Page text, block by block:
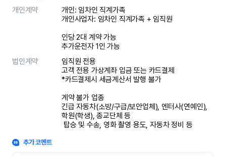
개인계약
개인: 임차인 직계가족
개인사업자: 임차인 직계가족 + 임직원
인당 2대 계약 가능
추가운전자 1인 가능
법인계약
임직원 전용
고객 전용 가상계좌 입금 또는 카드결제
*카드결제시 세금계산서 발행 불가
계약 불가 업종
긴급 자동차(소방/구급/보안업체), 엔터사(연예인),
학원(학생), 종교단체 등
탑승 및 수송, 영화 촬영 용도, 자동차 정비 등
추가 코멘트